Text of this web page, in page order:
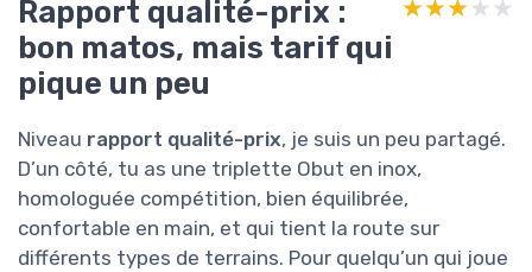
Rapport qualité-prix :
bon matos, mais tarif qui
pique un peu
★★★★★
★★★★★
Niveau rapport qualité-prix, je suis un peu partagé.
D’un côté, tu as une triplette Obut en inox,
homologuée compétition, bien équilibrée,
confortable en main, et qui tient la route sur
différents types de terrains. Pour quelqu’un qui joue